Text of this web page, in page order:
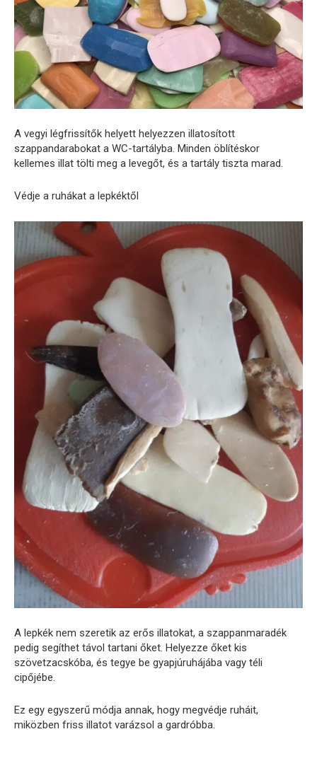
A vegyi légfrissítők helyett helyezzen illatosított
szappandarabokat a WC-tartályba. Minden öblítéskor
kellemes illat tölti meg a levegőt, és a tartály tiszta marad.
Védje a ruhákat a lepkéktől
A lepkék nem szeretik az erős illatokat, a szappanmaradék
pedig segíthet távol tartani őket. Helyezze őket kis
szövetzacskóba, és tegye be gyapjúruhájába vagy téli
cipőjébe.
Ez egy egyszerű módja annak, hogy megvédje ruháit,
miközben friss illatot varázsol a gardróbba.